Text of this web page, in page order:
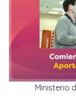
Ministerio